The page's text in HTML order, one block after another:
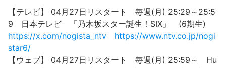
【テレビ】 04月27日リスタート 毎週(月) 25:29～25:5
9 日本テレビ 「乃木坂スター誕生！SIX」 (6期生)
https://x.com/nogista_ntv
https://www.ntv.co.jp/nogi
star6/
【ウェブ】 04月27日リスタート 毎週(月) 25:59～ Hu